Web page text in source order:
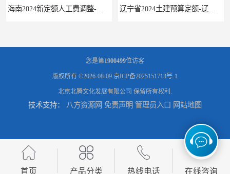
您是第1900499位访客
版权所有 ©2026-08-09 京ICP备2025151713号-1
北京北腾文化发展有限公司 保留所有权利.
技术支持： 八方资源网 免责声明 管理员入口 网站地图
首页 产品分类 热线电话 在线咨询